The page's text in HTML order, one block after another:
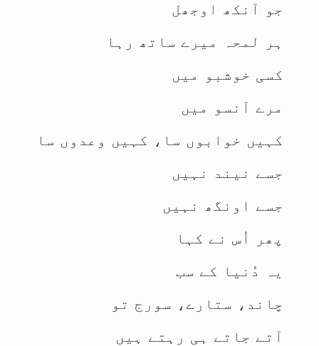
جو آنکھ اوجھل
ہر لمحہ میرے ساتھ رہا
کسی خوشبو میں
مرے آنسو میں
کہیں خوابوں سا، کہیں وعدوں سا
جسے نیند نہیں
جسے اونگھ نہیں
پھر اُس نے کہا
یہ دُنیا کے سب
چاند، ستارے، سورج تو
آتے جاتے ہی رہتے ہیں